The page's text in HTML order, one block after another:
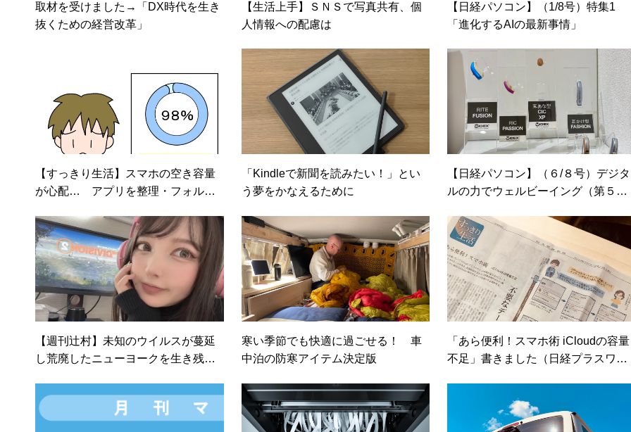
取材を受けました→「DX時代を生き
抜くための経営改革」
【生活上手】ＳＮＳで写真共有、個
人情報への配慮は
【日経パソコン】（1/8号）特集1
「進化するAIの最新事情」
【すっきり生活】スマホの空き容量
が心配… アプリを整理・フォルダ
「Kindleで新聞を読みたい！」とい
う夢をかなえるために
【日経パソコン】（６/８号）デジタ
ルの力でウェルビーイング（第５
補う
【週刊辻村】未知のウイルスが蔓延
し荒廃したニューヨークを生き残
寒い季節でも快適に過ごせる！ 車
中泊の防寒アイテム決定版
「あら便利！スマホ術 iCloudの容量
不足」書きました（日経プラスワ